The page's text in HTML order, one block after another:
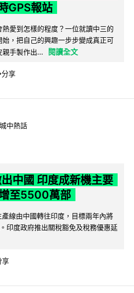
GPS報站
愛到怎樣的程度？一位就讀中三的
，把自己的興趣一步步變成真正可
手製作出...
閱讀全文
分享
城中熱話
中國 印度成新機主要
至5500萬部
線由中國轉往印度，目標兩年內將
印度政府推出關稅豁免及稅務優惠延
享